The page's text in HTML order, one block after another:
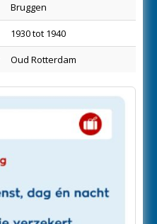
Bruggen
1930 tot 1940
Oud Rotterdam